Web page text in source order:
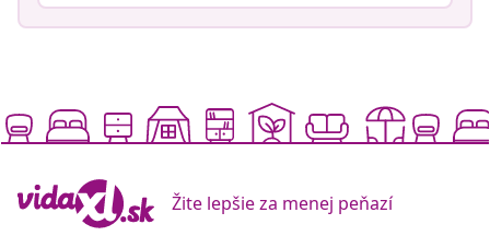
Žite lepšie za menej peňazí